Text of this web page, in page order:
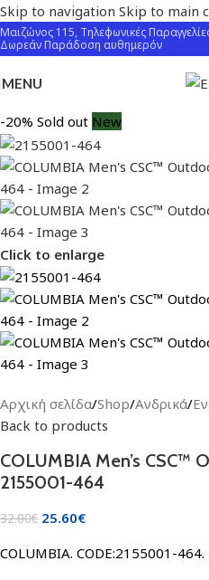
Skip to navigation Skip to main
Μαιζώνος 115, Τηλεφωνικές
Δωρεάν Παράδοση αυθημερόν
MENU
-20% Sold out New
Click to enlarge
Αρχική σελίδα/Shop/Ανδρικά/
Back to products
COLUMBIA Men’s CSC™
2155001-464
32.00€ 25.60€
COLUMBIA. CODE:2155001-464.